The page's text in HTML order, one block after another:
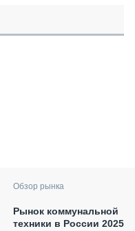
Обзор рынка
Рынок коммунальной
техники в России 2025